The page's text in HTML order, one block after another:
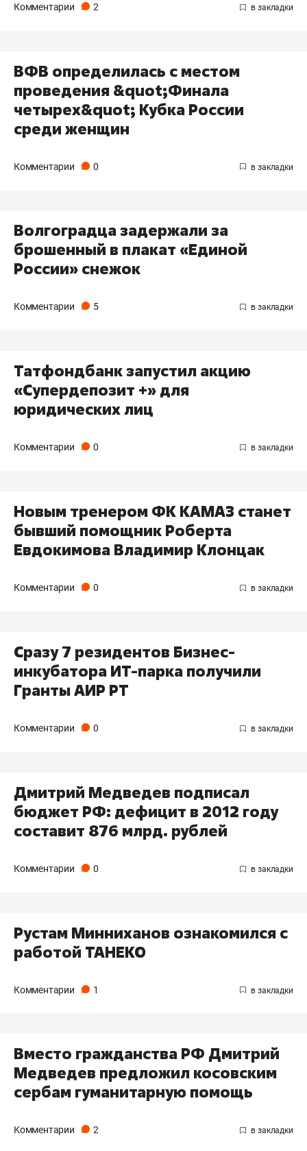
Комментарии 2
ВФВ определилась с местом
проведения &quot;Финала
четырех&quot; Кубка России
среди женщин
Комментарии 0
Волгоградца задержали за
брошенный в плакат «Единой
России» снежок
Комментарии 5
Татфондбанк запустил акцию
«Супердепозит +» для
юридических лиц
Комментарии 0
Новым тренером ФК КАМАЗ станет
бывший помощник Роберта
Евдокимова Владимир Клонцак
Комментарии 0
Сразу 7 резидентов Бизнес-
инкубатора ИТ-парка получили
Гранты АИР РТ
Комментарии 0
Дмитрий Медведев подписал
бюджет РФ: дефицит в 2012 году
составит 876 млрд. рублей
Комментарии 0
Рустам Минниханов ознакомился с
работой ТАНЕКО
Комментарии 1
Вместо гражданства РФ Дмитрий
Медведев предложил косовским
сербам гуманитарную помощь
Комментарии 2